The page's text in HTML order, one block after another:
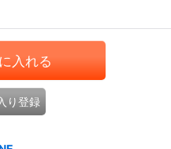
入れる
り登録